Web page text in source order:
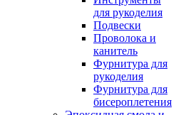
для рукоделия
Подвески
Проволока и
канитель
Фурнитура для
рукоделия
Фурнитура для
бисероплетения